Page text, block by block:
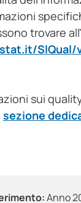
Anno
trovare
SIQual/
sui
sezione